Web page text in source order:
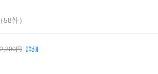
58件）
2,200円 詳細